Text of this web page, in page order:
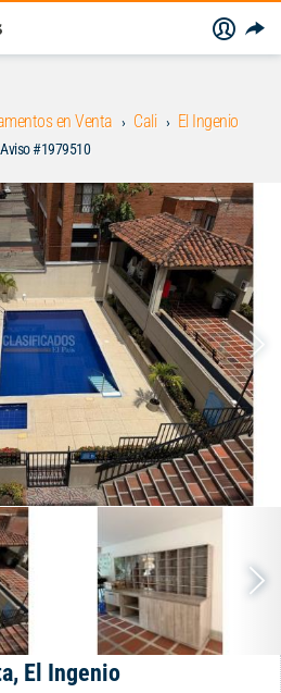
en Venta Cali El Ingenio
Aviso #1979510
El Ingenio